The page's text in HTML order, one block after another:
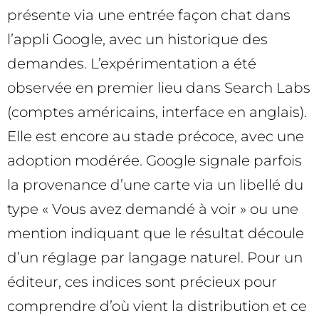
présente via une entrée façon chat dans
l’appli Google, avec un historique des
demandes. L’expérimentation a été
observée en premier lieu dans Search Labs
(comptes américains, interface en anglais).
Elle est encore au stade précoce, avec une
adoption modérée. Google signale parfois
la provenance d’une carte via un libellé du
type « Vous avez demandé à voir » ou une
mention indiquant que le résultat découle
d’un réglage par langage naturel. Pour un
éditeur, ces indices sont précieux pour
comprendre d’où vient la distribution et ce